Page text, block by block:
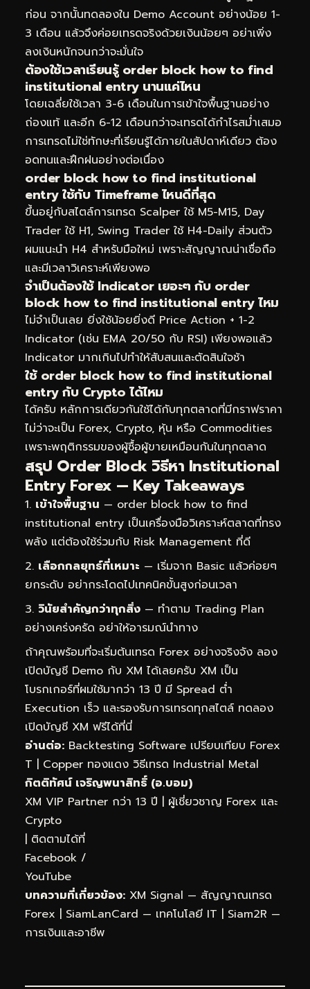
ก่อน จากนั้นทดลองใน Demo Account อย่างน้อย 1-
3 เดือน แล้วจึงค่อยเทรดจริงด้วยเงินน้อยๆ อย่าเพิ่ง
ลงเงินหนักจนกว่าจะมั่นใจ
ต้องใช้เวลาเรียนรู้ order block how to find
institutional entry นานแค่ไหน
โดยเฉลี่ยใช้เวลา 3-6 เดือนในการเข้าใจพื้นฐานอย่าง
ถ่องแท้ และอีก 6-12 เดือนกว่าจะเทรดได้กำไรสม่ำเสมอ
การเทรดไม่ใช่ทักษะที่เรียนรู้ได้ภายในสัปดาห์เดียว ต้อง
อดทนและฝึกฝนอย่างต่อเนื่อง
order block how to find institutional
entry ใช้กับ Timeframe ไหนดีที่สุด
ขึ้นอยู่กับสไตล์การเทรด Scalper ใช้ M5-M15, Day
Trader ใช้ H1, Swing Trader ใช้ H4-Daily ส่วนตัว
ผมแนะนำ H4 สำหรับมือใหม่ เพราะสัญญาณน่าเชื่อถือ
และมีเวลาวิเคราะห์เพียงพอ
จำเป็นต้องใช้ Indicator เยอะๆ กับ order
block how to find institutional entry ไหม
ไม่จำเป็นเลย ยิ่งใช้น้อยยิ่งดี Price Action + 1-2
Indicator (เช่น EMA 20/50 กับ RSI) เพียงพอแล้ว
Indicator มากเกินไปทำให้สับสนและตัดสินใจช้า
ใช้ order block how to find institutional
entry กับ Crypto ได้ไหม
ได้ครับ หลักการเดียวกันใช้ได้กับทุกตลาดที่มีกราฟราคา
ไม่ว่าจะเป็น Forex, Crypto, หุ้น หรือ Commodities
เพราะพฤติกรรมของผู้ซื้อผู้ขายเหมือนกันในทุกตลาด
สรุป Order Block วิธีหา Institutional
Entry Forex — Key Takeaways
เข้าใจพื้นฐาน — order block how to find
institutional entry เป็นเครื่องมือวิเคราะห์ตลาดที่ทรง
พลัง แต่ต้องใช้ร่วมกับ Risk Management ที่ดี
เลือกกลยุทธ์ที่เหมาะ — เริ่มจาก Basic แล้วค่อยๆ
ยกระดับ อย่ากระโดดไปเทคนิคขั้นสูงก่อนเวลา
วินัยสำคัญกว่าทุกสิ่ง — ทำตาม Trading Plan
อย่างเคร่งครัด อย่าให้อารมณ์นำทาง
ถ้าคุณพร้อมที่จะเริ่มต้นเทรด Forex อย่างจริงจัง ลอง
เปิดบัญชี Demo กับ XM ได้เลยครับ XM เป็น
โบรกเกอร์ที่ผมใช้มากว่า 13 ปี มี Spread ต่ำ
Execution เร็ว และรองรับการเทรดทุกสไตล์ ทดลอง
เปิดบัญชี XM ฟรีได้ที่นี่
อ่านต่อ: Backtesting Software เปรียบเทียบ Forex
T | Copper ทองแดง วิธีเทรด Industrial Metal
กิตติทัศน์ เจริญพนาสิทธิ์ (อ.บอม)
XM VIP Partner กว่า 13 ปี | ผู้เชี่ยวชาญ Forex และ
Crypto
| ติดตามได้ที่
Facebook /
YouTube
บทความที่เกี่ยวข้อง: XM Signal — สัญญาณเทรด
Forex | SiamLanCard — เทคโนโลยี IT | Siam2R —
การเงินและอาชีพ